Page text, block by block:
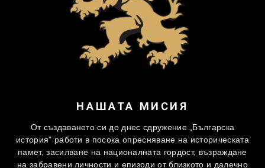
НАШАТА МИСИЯ
От създаването си до днес сдружение „Българска
история” работи в посока опресняване на историческата
памет, засилване на националната гордост, възраждане
на забравени личности и епизоди от близкото и далечно